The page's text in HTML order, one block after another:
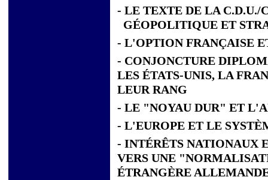
- LE TEXTE DE LA C.D.U./
GÉOPOLITIQUE ET
- L'OPTION FRANÇAISE
- CONJONCTURE
LES ÉTATS-UNIS, LA
LEUR RANG
- LE "NOYAU DUR" ET
- L'EUROPE ET LE
- INTÉRÊTS NATIONAUX
VERS UNE
ÉTRANGÈRE